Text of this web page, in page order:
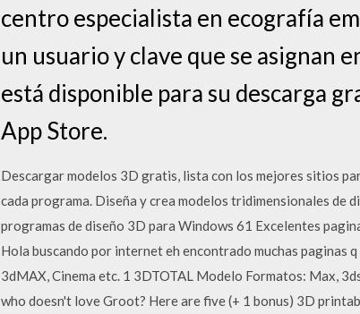
centro especialista en ecografía
un usuario y clave que se asignan
está disponible para su descarga
App Store.
Descargar modelos 3D gratis, lista con los mejores sitios
cada programa. Diseña y crea modelos tridimensionales de
programas de diseño 3D para Windows 61 Excelentes
Hola buscando por internet eh encontrado muchas paginas
3dMAX, Cinema etc. 1 3DTOTAL Modelo Formatos: Max,
who doesn't love Groot? Here are five (+ 1 bonus) 3D